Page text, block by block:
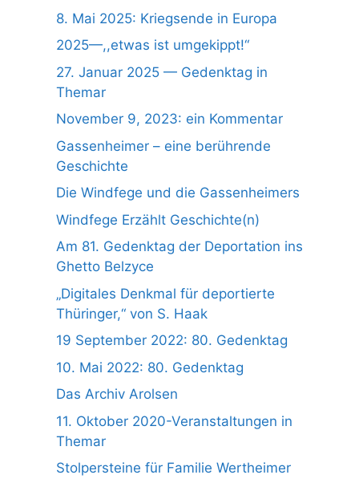
8. Mai 2025: Kriegsende in Europa
2025—,,etwas ist umgekippt!“
27. Januar 2025 — Gedenktag in
Themar
November 9, 2023: ein Kommentar
Gassenheimer – eine berührende
Geschichte
Die Windfege und die Gassenheimers
Windfege Erzählt Geschichte(n)
Am 81. Gedenktag der Deportation ins
Ghetto Belzyce
„Digitales Denkmal für deportierte
Thüringer,“ von S. Haak
19 September 2022: 80. Gedenktag
10. Mai 2022: 80. Gedenktag
Das Archiv Arolsen
11. Oktober 2020-Veranstaltungen in
Themar
Stolpersteine für Familie Wertheimer